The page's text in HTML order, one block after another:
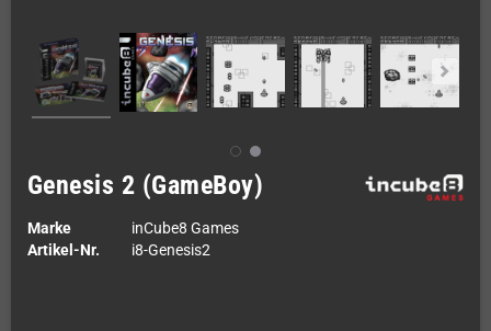
Genesis 2 (GameBoy)
Marke
inCube8 Games
Artikel-Nr.
i8-Genesis2